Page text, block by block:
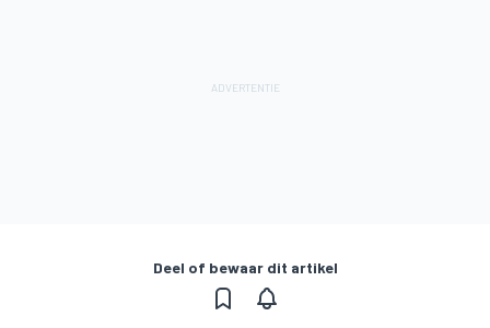
Deel of bewaar dit artikel